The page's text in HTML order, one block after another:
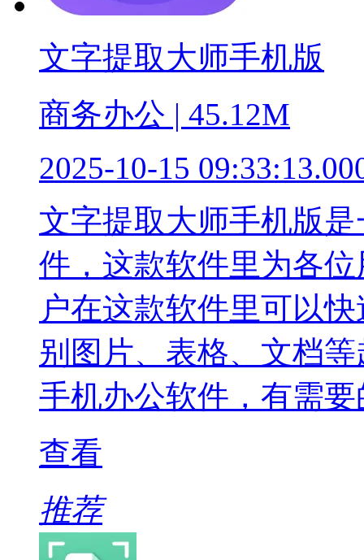
文字提取大师手机版
商务办公 | 45.12M
2025-10-15
文字提取大师手机版
件，这款软件里为各
户在这款软件里可以
别图片、表格、文档
手机办公软件，有需
查看
推荐